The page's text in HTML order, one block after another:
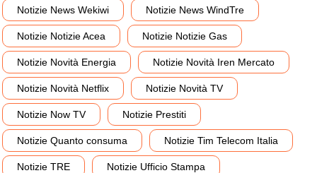
Notizie News Wekiwi Notizie News WindTre
Notizie Notizie Acea Notizie Notizie Gas
Notizie Novità Energia Notizie Novità Iren Mercato
Notizie Novità Netflix Notizie Novità TV
Notizie Now TV Notizie Prestiti
Notizie Quanto consuma Notizie Tim Telecom Italia
Notizie TRE Notizie Ufficio Stampa